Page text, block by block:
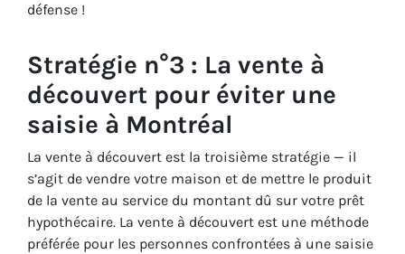
défense !
Stratégie n°3 : La vente à
découvert pour éviter une
saisie à Montréal
La vente à découvert est la troisième stratégie — il
s’agit de vendre votre maison et de mettre le produit
de la vente au service du montant dû sur votre prêt
hypothécaire. La vente à découvert est une méthode
préférée pour les personnes confrontées à une saisie